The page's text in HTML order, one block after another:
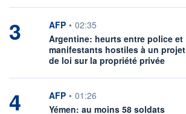
3 information fournie par
AFP • 02:35
Argentine: heurts entre police et
manifestants hostiles à un projet
de loi sur la propriété privée
4 information fournie par
AFP • 01:26
Yémen: au moins 58 soldats